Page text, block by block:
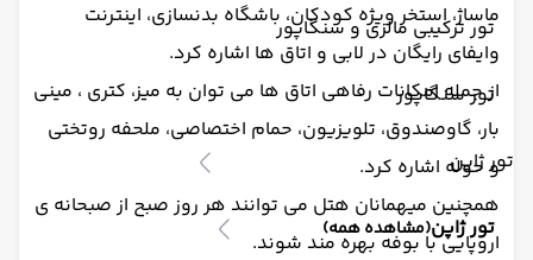
تور ترکیبی مالزی و سنگاپور
تور سنگاپور
تور ژاپن
تور ژاپن(مشاهده همه)
ماساژ، استخر ویژه کودکان، باشگاه بدنسازی، اینترنت
وایفای رایگان در لابی و اتاق ها اشاره کرد.
از جمله امکانات رفاهی اتاق ها می توان به میز، کتری ، مینی
بار، گاوصندوق، تلویزیون، حمام اختصاصی، ملحفه روتختی
و حوله اشاره کرد.
همچنین میهمانان هتل می توانند هر روز صبح از صبحانه ی
اروپایی با بوفه بهره مند شوند.